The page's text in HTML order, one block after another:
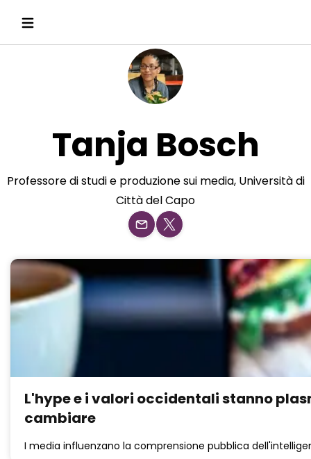
Tanja Bosch
Professore di studi e produzione sui media, Università di
Città del Capo
L'hype e i valori occidentali stanno
cambiare
I media influenzano la comprensione pubblica